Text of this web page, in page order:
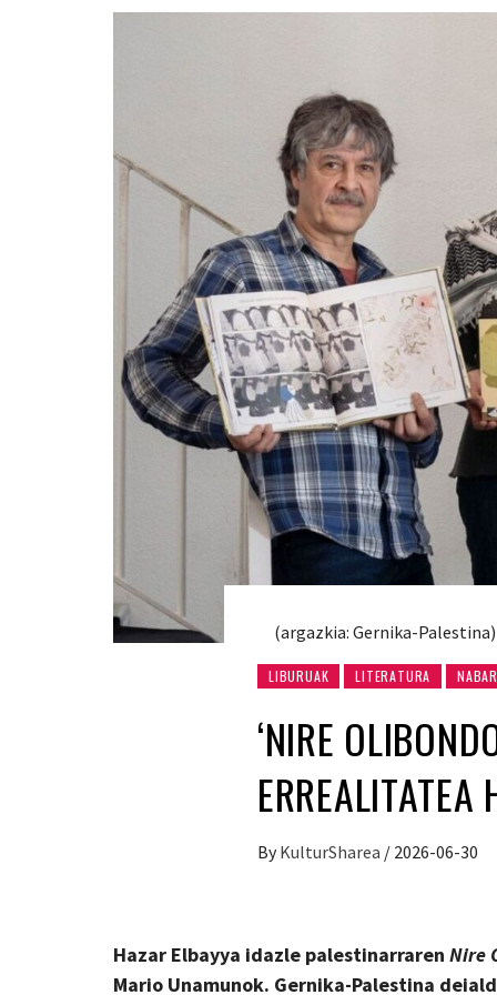
(argazkia: Gernika-Palestina)
LIBURUAK LITERATURA
‘NIRE
By KulturSharea / 2026-06-30
Hazar Elbayya idazle palestinarraren Nire
Mario Unamunok. Gernika-Palestina